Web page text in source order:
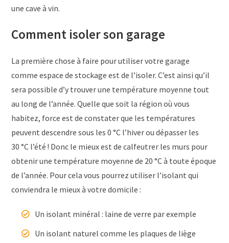
une cave à vin.
Comment isoler son garage
La première chose à faire pour utiliser votre garage
comme espace de stockage est de l’isoler. C’est ainsi qu’il
sera possible d’y trouver une température moyenne tout
au long de l’année. Quelle que soit la région où vous
habitez, force est de constater que les températures
peuvent descendre sous les 0 °C l’hiver ou dépasser les
30 °C l’été ! Donc le mieux est de calfeutrer les murs pour
obtenir une température moyenne de 20 °C à toute époque
de l’année. Pour cela vous pourrez utiliser l’isolant qui
conviendra le mieux à votre domicile :
Un isolant minéral : laine de verre par exemple
Un isolant naturel comme les plaques de liège